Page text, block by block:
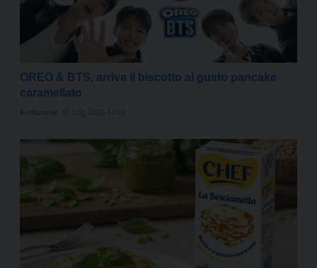
OREO & BTS, arriva il biscotto al gusto pancake
caramellato